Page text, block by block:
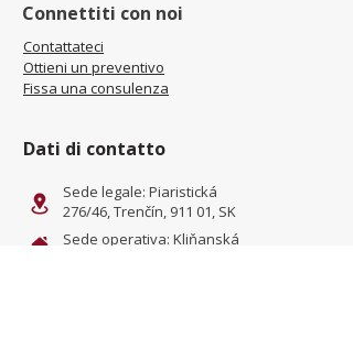
Connettiti con noi
Contattateci
Ottieni un preventivo
Fissa una consulenza
Dati di contatto
Sede legale: Piaristická
276/46, Trenčín, 911 01, SK
Sede operativa: Kliňanská